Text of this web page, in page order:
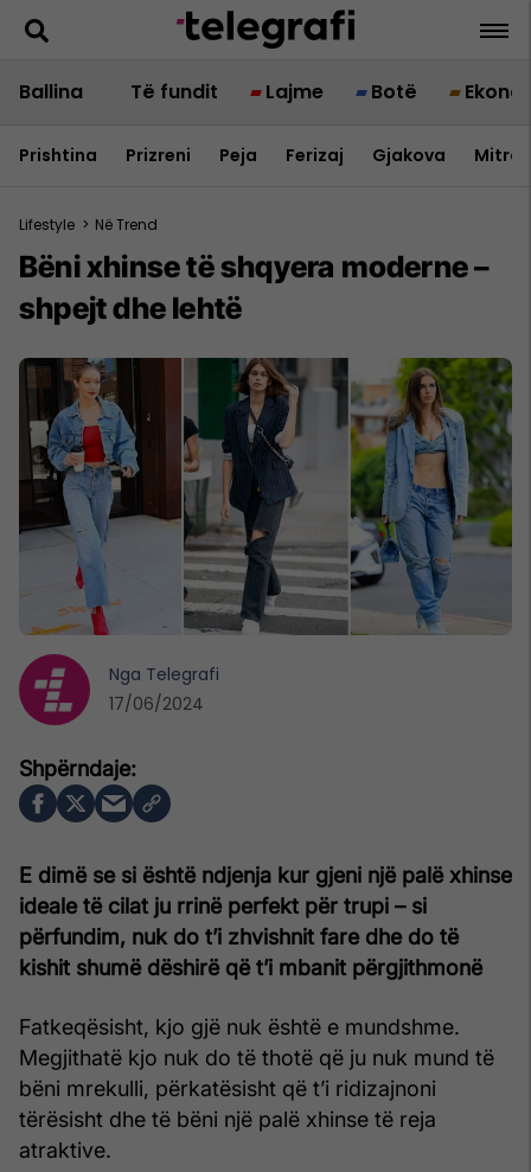
Ballina Të fundit Lajme Botë
Prishtina Prizreni Peja Ferizaj Gjakova
Lifestyle > Në Trend
Bëni xhinse të shqyera moderne –
shpejt dhe lehtë
E dimë se si është ndjenja kur gjeni një palë xhinse
ideale të cilat ju rrinë perfekt për trupi – si
përfundim, nuk do t’i zhvishnit fare dhe do të
kishit shumë dëshirë që t’i mbanit përgjithmonë
Fatkeqësisht, kjo gjë nuk është e mundshme.
Megjithatë kjo nuk do të thotë që ju nuk mund të
bëni mrekulli, përkatësisht që t’i ridizajnoni
tërësisht dhe të bëni një palë xhinse të reja
atraktive.
Nga Telegrafi
17/06/2024